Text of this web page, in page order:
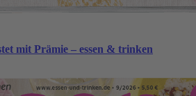
mit Prämie – essen & trinken